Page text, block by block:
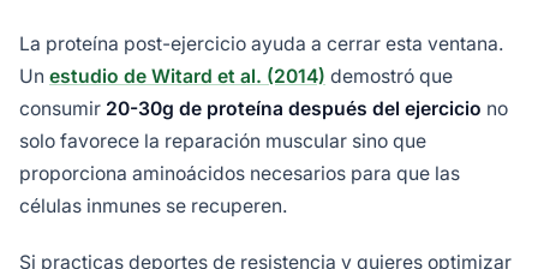
La proteína post-ejercicio ayuda a cerrar esta ventana.
Un estudio de Witard et al. (2014) demostró que
consumir 20-30g de proteína después del ejercicio no
solo favorece la reparación muscular sino que
proporciona aminoácidos necesarios para que las
células inmunes se recuperen.
Si practicas deportes de resistencia y quieres optimizar